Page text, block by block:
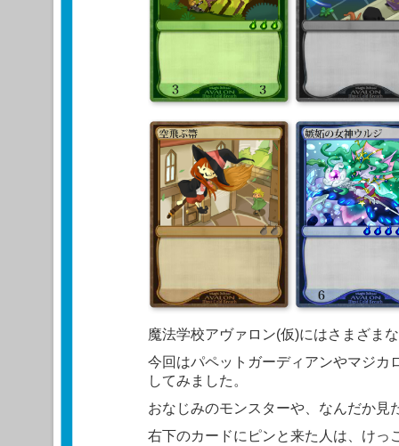
魔法学校アヴァロン(仮)にはさまざま
今回はパペットガーディアンやマジカ
してみました。
おなじみのモンスターや、なんだか見
右下のカードにピンと来た人は、けっ